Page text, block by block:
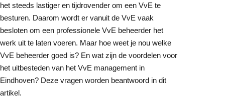
het steeds lastiger en tijdrovender om een VvE te
besturen. Daarom wordt er vanuit de VvE vaak
besloten om een professionele VvE beheerder het
werk uit te laten voeren. Maar hoe weet je nou welke
VvE beheerder goed is? En wat zijn de voordelen voor
het uitbesteden van het VvE management in
Eindhoven? Deze vragen worden beantwoord in dit
artikel.